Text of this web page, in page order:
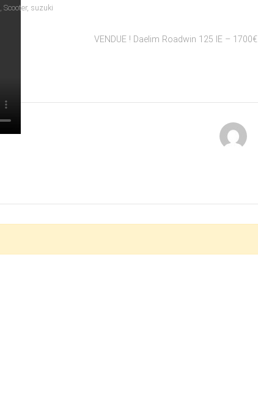
,Scooter, suzuki
VENDUE ! Daelim Roadwin 125 IE – 1700€